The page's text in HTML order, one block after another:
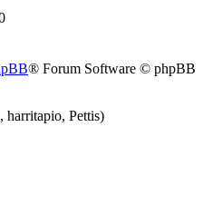
® Forum Software © phpBB
harritapio, Pettis)